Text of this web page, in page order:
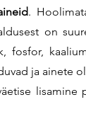
.
on
fosfor,
ja ainete
lisamine